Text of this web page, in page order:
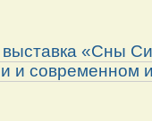
«Сны
и современном